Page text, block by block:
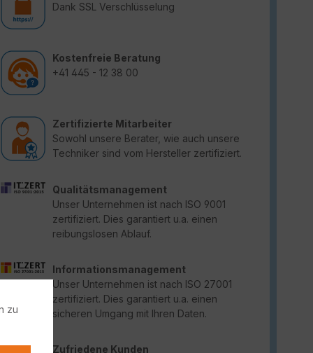
Dank SSL Verschlüsselung
Kostenfreie Beratung
+41 445 - 12 38 00
Zertifizierte Mitarbeiter
Sowohl unsere Berater, wie auch unsere
Techniker sind vom Hersteller zertifiziert.
Qualitätsmanagement
Unser Unternehmen ist nach ISO 9001
zertifiziert. Dies garantiert u.a. einen
reibungslosen Ablauf.
Informationsmanagement
Unser Unternehmen ist nach ISO 27001
zertifiziert. Dies garantiert u.a. einen
sicheren Umgang mit Ihren Daten.
Zufriedene Kunden
zu